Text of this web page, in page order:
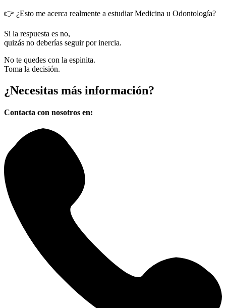
👉 ¿Esto me acerca realmente a estudiar Medicina u Odontología?
Si la respuesta es no,
quizás no deberías seguir por inercia.
No te quedes con la espinita.
Toma la decisión.
¿Necesitas más información?
Contacta con nosotros en: